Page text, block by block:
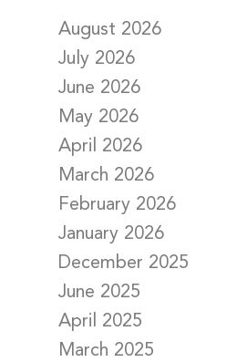
August 2026
July 2026
June 2026
May 2026
April 2026
March 2026
February 2026
January 2026
December 2025
June 2025
April 2025
March 2025